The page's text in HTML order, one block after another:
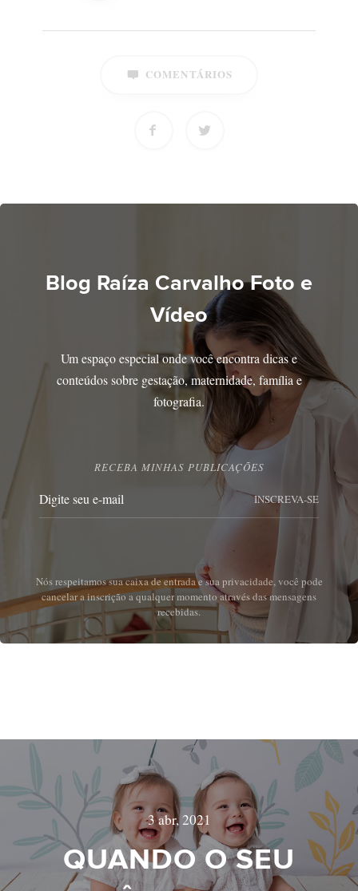
COMENTÁRIOS
Blog Raíza Carvalho Foto e
Vídeo
Um espaço especial onde você encontra dicas e
conteúdos sobre gestação, maternidade, família e
fotografia.
RECEBA MINHAS PUBLICAÇÕES
INSCREVA-SE
Nós respeitamos sua caixa de entrada e sua privacidade, você pode
cancelar a inscrição a qualquer momento através das mensagens
recebidas.
3 abr, 2021
QUANDO O SEU